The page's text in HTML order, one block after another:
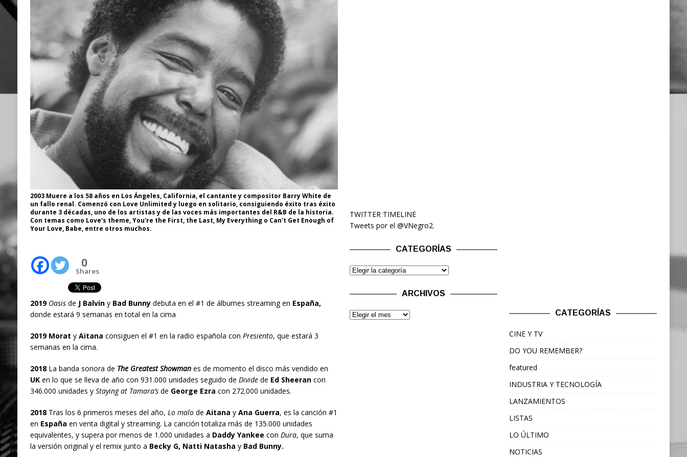
2003 Muere a los 58 años en Los Ángeles, California, el cantante y compositor Barry White de
un fallo renal. Comenzó con Love Unlimited y luego en solitario, consiguiendo éxito tras éxito
durante 3 décadas, uno de los artistas y de las voces más importantes del R&B de la historia.
Con temas como Love's theme, You're the First, the Last, My Everything o Can't Get Enough of
Your Love, Babe, entre otros muchos.
0
Shares
2019 Oasisde J Balviny Bad Bunnydebuta en el #1 de álbumes streaming en España,
donde estará 9 semanas en total en la cima
2019 Morat y Aitana consiguen el #1 en la radio española con Presiento, que estará 3
semanas en la cima.
2018La banda sonora de The Greatest Showmanes de momento el disco más vendido en
UKen lo que se lleva de año con 931.000 unidades seguido de Dividede Ed Sheerancon
346.000 unidades yStaying at Tamara’sde George Ezra con 272.000 unidades.
2018Tras los 6 primeros meses del año, Lo malode Aitana yAna Guerra, es la canción #1
en España en venta digital y streaming. La canción totaliza más de 135.000 unidades
equivalentes, y supera por menos de 1.000 unidades a Daddy Yankee con Dura, que suma
la versión original y el remix junto a Becky G, Natti Natasha y Bad Bunny.
TWITTER TIMELINE
Tweets por el @VNegro2.
CATEGORÍAS
ARCHIVOS
CATEGORÍAS
CINE Y TV
DO YOU REMEMBER?
featured
INDUSTRIA Y TECNOLOGÍA
LANZAMIENTOS
LISTAS
LO ÚLTIMO
NOTICIAS